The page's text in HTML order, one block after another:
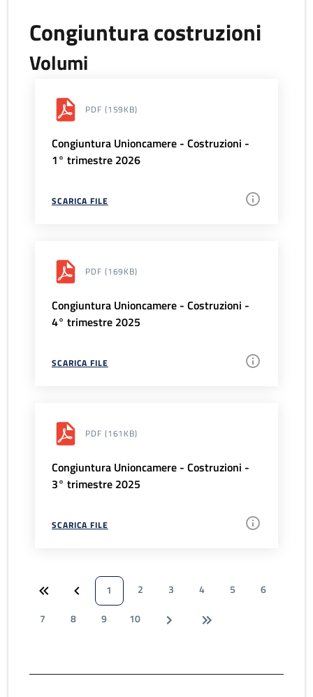
Congiuntura costruzioni
Volumi
PDF (159KB)
Congiuntura Unioncamere - Costruzioni -
1° trimestre 2026
SCARICA FILE
PDF (169KB)
Congiuntura Unioncamere - Costruzioni -
4° trimestre 2025
SCARICA FILE
PDF (161KB)
Congiuntura Unioncamere - Costruzioni -
3° trimestre 2025
SCARICA FILE
1 2 3 4 5
6
7
8 9 10